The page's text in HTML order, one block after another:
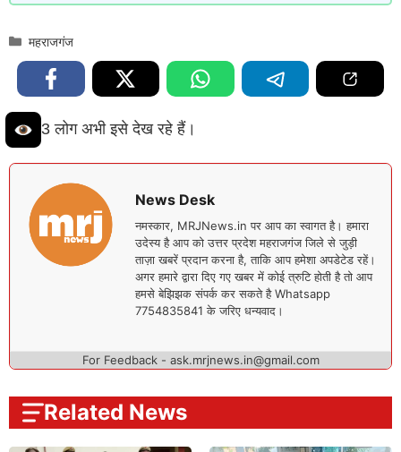
Categories
महराजगंज
3 लोग अभी इसे देख रहे हैं।
News Desk
नमस्कार, MRJNews.in पर आप का स्वागत है। हमारा
उदेस्य है आप को उत्तर प्रदेश महराजगंज जिले से जुड़ी
ताज़ा खबरें प्रदान करना है, ताकि आप हमेशा अपडेटेड रहें।
अगर हमारे द्वारा दिए गए खबर में कोई त्रुटि होती है तो आप
हमसे बेझिझक संपर्क कर सकते है Whatsapp
7754835841 के जरिए धन्यवाद।
For Feedback - ask.mrjnews.in@gmail.com
Related News